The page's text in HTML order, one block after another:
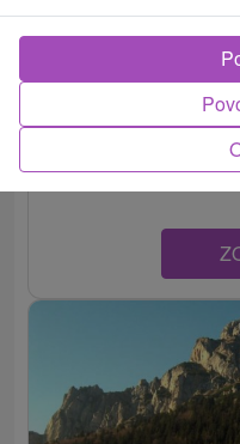
Žilinský kraj -
Nadmořská výška:
hřebeni Kriváňské části